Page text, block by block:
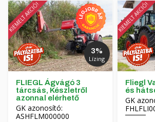
KIEMELT AKCIÓ!
3%
Lízing
FLIEGL Ágvágó 3
tárcsás, Készletről
azonnal elérhető
GK azonosító:
ASHFLM000000
KIEMELT AKCIÓ!
Fliegl
és
GK